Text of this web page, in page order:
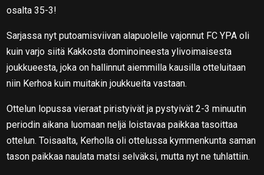
osalta 35-3!
Sarjassa nyt putoamisviivan alapuolelle vajonnut FC YPA oli
kuin varjo siitä Kakkosta dominoineesta ylivoimaisesta
joukkueesta, joka on hallinnut aiemmilla kausilla otteluitaan
niin Kerhoa kuin muitakin joukkueita vastaan.
Ottelun lopussa vieraat piristyivät ja pystyivät 2-3 minuutin
periodin aikana luomaan neljä loistavaa paikkaa tasoittaa
ottelun. Toisaalta, Kerholla oli ottelussa kymmenkunta saman
tason paikkaa naulata matsi selväksi, mutta nyt ne tuhlattiin.